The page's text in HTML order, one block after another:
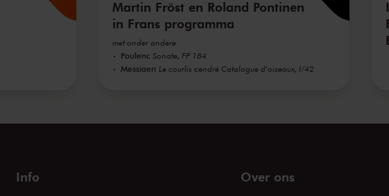
Martin Fröst en Roland Pontinen
in Frans programma
met onder andere
Poulenc Sonate, FP 184
Messiaen Le courlis cendré Catalogue d'oiseaux, I/42
Info Over ons